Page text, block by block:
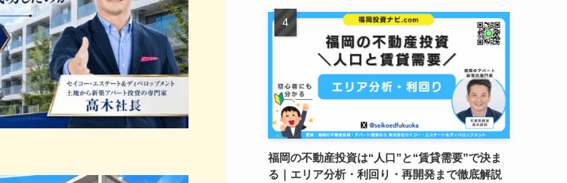
福岡の不動産投資は“人口”と“賃貸需要”で決ま
る｜エリア分析・利回り・再開発まで徹底解説